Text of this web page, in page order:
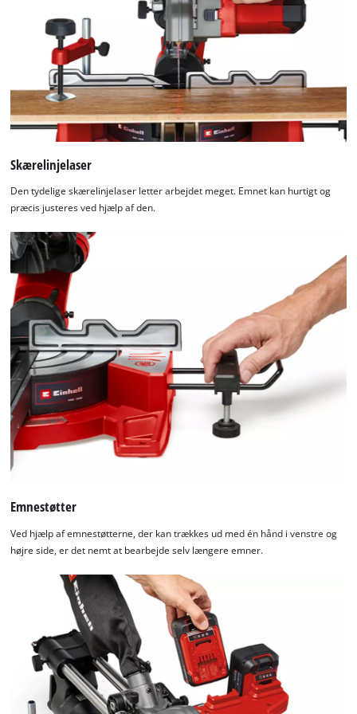
Skærelinjelaser
Den tydelige skærelinjelaser letter arbejdet meget. Emnet kan hurtigt og
præcis justeres ved hjælp af den.
Emnestøtter
Ved hjælp af emnestøtterne, der kan trækkes ud med én hånd i venstre og
højre side, er det nemt at bearbejde selv længere emner.